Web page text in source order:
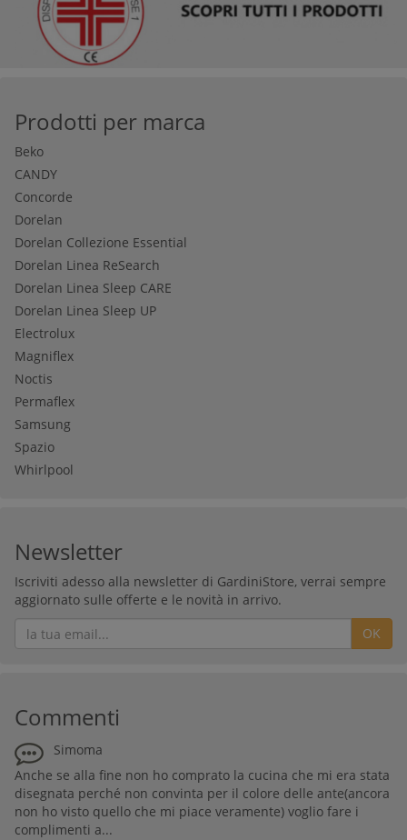
Prodotti per marca
Beko
CANDY
Concorde
Dorelan
Dorelan Collezione Essential
Dorelan Linea ReSearch
Dorelan Linea Sleep CARE
Dorelan Linea Sleep UP
Electrolux
Magniflex
Noctis
Permaflex
Samsung
Spazio
Whirlpool
Newsletter
Iscriviti adesso alla newsletter di GardiniStore, verrai sempre
aggiornato sulle offerte e le novità in arrivo.
OK
Commenti
Simoma
Anche se alla fine non ho comprato la cucina che mi era stata
disegnata perché non convinta per il colore delle ante(ancora
non ho visto quello che mi piace veramente) voglio fare i
complimenti a...